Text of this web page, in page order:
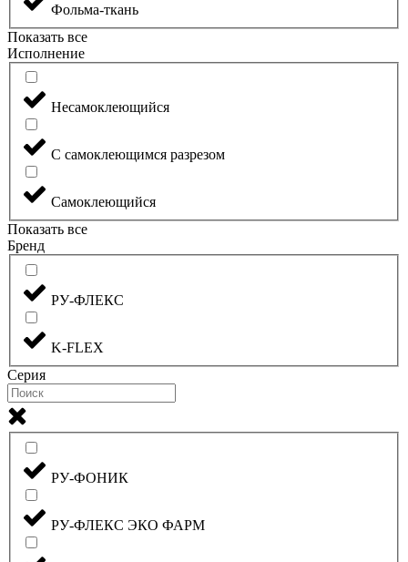
Фольма-ткань
Показать все
Исполнение
Несамоклеющийся
С самоклеющимся разрезом
Самоклеющийся
Показать все
Бренд
РУ-ФЛЕКС
K-FLEX
Серия
РУ-ФОНИК
РУ-ФЛЕКС ЭКО ФАРМ